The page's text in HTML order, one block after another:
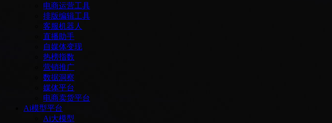
电商运营工具
排版编辑工具
客服机器人
直播助手
自媒体变现
热榜指数
营销推广
数据洞察
媒体平台
电商卖货平台
Ai模型平台
Ai大模型